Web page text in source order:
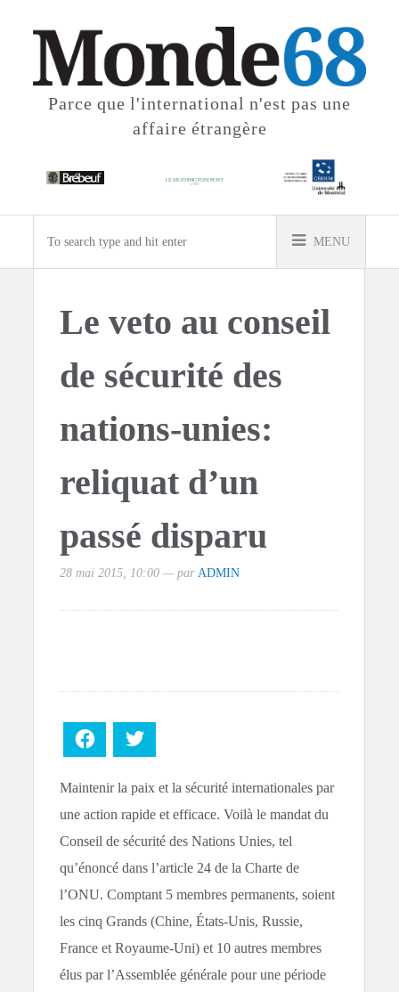
Parce que l'international n'est pas une
affaire étrangère
MENU
Le veto au conseil
de sécurité des
nations-unies:
reliquat d’un
passé disparu
28 mai 2015, 10:00 — par ADMIN
Facebook
Maintenir la paix et la sécurité internationales par
une action rapide et efficace. Voilà le mandat du
Conseil de sécurité des Nations Unies, tel
qu’énoncé dans l’article 24 de la Charte de
l’ONU. Comptant 5 membres permanents, soient
les cinq Grands (Chine, États-Unis, Russie,
France et Royaume-Uni) et 10 autres membres
élus par l’Assemblée générale pour une période